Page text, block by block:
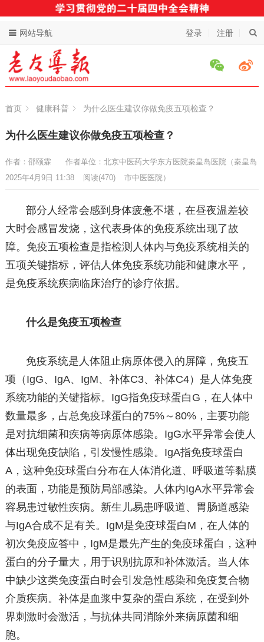
登录 注册
网站导航
首页 健康科普 为什么医生建议你做免疫五项检查？
为什么医生建议你做免疫五项检查？
作者：邵颐霖
作者单位：北京中医药大学东方医院秦皇岛医院（秦皇岛
市中医医院）
2025年4月9日 11:38 阅读(470)
部分人经常会感到身体疲惫不堪，在昼夜温差较
大时会感冒发烧，这代表身体的免疫系统出现了故
障。免疫五项检查是指检测人体内与免疫系统相关的
五项关键指标，评估人体免疫系统功能和健康水平，
是免疫系统疾病临床治疗的诊疗依据。
什么是免疫五项检查
免疫系统是人体阻止病原体侵入的屏障，免疫五
项（IgG、IgA、IgM、补体C3、补体C4）是人体免疫
系统功能的关键指标。IgG指免疫球蛋白G，在人体中
数量最多，占总免疫球蛋白的75%～80%，主要功能
是对抗细菌和疾病等病原体感染。IgG水平异常会使人
体出现免疫缺陷，引发慢性感染。IgA指免疫球蛋白
A，这种免疫球蛋白分布在人体消化道、呼吸道等黏膜
的表面，功能是预防局部感染。人体内IgA水平异常会
容易患过敏性疾病。新生儿易患呼吸道、胃肠道感染
与IgA合成不足有关。IgM是免疫球蛋白M，在人体的
初次免疫应答中，IgM是最先产生的免疫球蛋白，这种
蛋白的分子量大，用于识别抗原和补体激活。当人体
中缺少这类免疫蛋白时会引发急性感染和免疫复合物
介质疾病。补体是血浆中复杂的蛋白系统，在受到外
界刺激时会激活，与抗体共同消除外来病原菌和细
胞。